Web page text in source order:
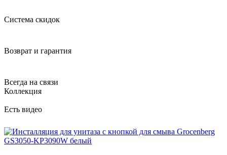
Система скидок
Возврат и гарантия
Всегда на связи
Коллекция
Есть видео